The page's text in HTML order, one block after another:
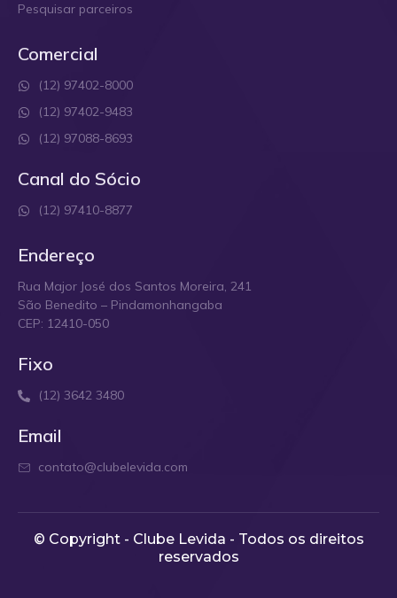
Pesquisar parceiros
Comercial
(12) 97402-8000
(12) 97402-9483
(12) 97088-8693
Canal do Sócio
(12) 97410-8877
Endereço
Rua Major José dos Santos Moreira, 241
São Benedito – Pindamonhangaba
CEP: 12410-050
Fixo
(12) 3642 3480
Email
contato@clubelevida.com
© Copyright - Clube Levida - Todos os direitos
reservados​